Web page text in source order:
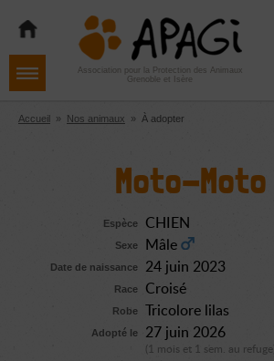
navigation
contenu
Aller
pied
de
Association pour la Protection des Animaux
Grenoble et Isère
Accueil » Nos animaux » À adopter
Moto-Moto
Espèce CHIEN
Sexe Mâle
Date de naissance 24 juin 2023
Race Croisé
Robe Tricolore lilas
Adopté le 27 juin 2026
(1 mois et 1 sem. au refuge)